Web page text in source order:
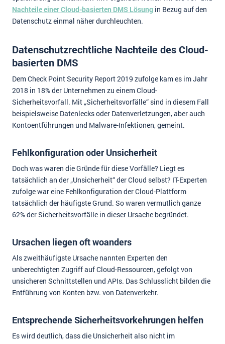
Nachteile einer Cloud-basierten DMS Lösung in Bezug auf den
Datenschutz einmal näher durchleuchten.
Datenschutzrechtliche Nachteile des Cloud-
basierten DMS
Dem Check Point Security Report 2019 zufolge kam es im Jahr
2018 in 18% der Unternehmen zu einem Cloud-
Sicherheitsvorfall. Mit „Sicherheitsvorfälle“ sind in diesem Fall
beispielsweise Datenlecks oder Datenverletzungen, aber auch
Kontoentführungen und Malware-Infektionen, gemeint.
Fehlkonfiguration oder Unsicherheit
Doch was waren die Gründe für diese Vorfälle? Liegt es
tatsächlich an der „Unsicherheit“ der Cloud selbst? IT-Experten
zufolge war eine Fehlkonfiguration der Cloud-Plattform
tatsächlich der häufigste Grund. So waren vermutlich ganze
62% der Sicherheitsvorfälle in dieser Ursache begründet.
Ursachen liegen oft woanders
Als zweithäufigste Ursache nannten Experten den
unberechtigten Zugriff auf Cloud-Ressourcen, gefolgt von
unsicheren Schnittstellen und APIs. Das Schlusslicht bilden die
Entführung von Konten bzw. von Datenverkehr.
Entsprechende Sicherheitsvorkehrungen helfen
Es wird deutlich, dass die Unsicherheit also nicht im